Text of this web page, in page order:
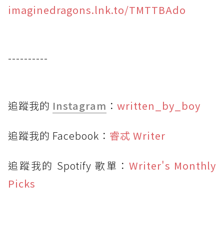
imaginedragons.lnk.to/TMTTBAdo
----------
追蹤我的 Instagram ： written_by_boy
追蹤我的 Facebook： 睿忒 Writer
追蹤我的 Spotify 歌單：Writer's Monthly
Picks